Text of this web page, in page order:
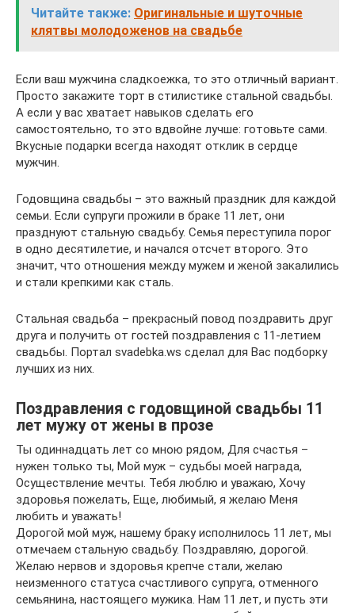
Читайте также: Оригинальные и шуточные
клятвы молодоженов на свадьбе
Если ваш мужчина сладкоежка, то это отличный вариант.
Просто закажите торт в стилистике стальной свадьбы.
А если у вас хватает навыков сделать его
самостоятельно, то это вдвойне лучше: готовьте сами.
Вкусные подарки всегда находят отклик в сердце
мужчин.
Годовщина свадьбы – это важный праздник для каждой
семьи. Если супруги прожили в браке 11 лет, они
празднуют стальную свадьбу. Семья переступила порог
в одно десятилетие, и начался отсчет второго. Это
значит, что отношения между мужем и женой закалились
и стали крепкими как сталь.
Стальная свадьба – прекрасный повод поздравить друг
друга и получить от гостей поздравления с 11-летием
свадьбы. Портал svadebka.ws сделал для Вас подборку
лучших из них.
Поздравления с годовщиной свадьбы 11
лет мужу от жены в прозе
Ты одиннадцать лет со мною рядом, Для счастья –
нужен только ты, Мой муж – судьбы моей награда,
Осуществление мечты. Тебя люблю и уважаю, Хочу
здоровья пожелать, Еще, любимый, я желаю Меня
любить и уважать!
Дорогой мой муж, нашему браку исполнилось 11 лет, мы
отмечаем стальную свадьбу. Поздравляю, дорогой.
Желаю нервов и здоровья крепче стали, желаю
неизменного статуса счастливого супруга, отменного
семьянина, настоящего мужика. Нам 11 лет, и пусть эти